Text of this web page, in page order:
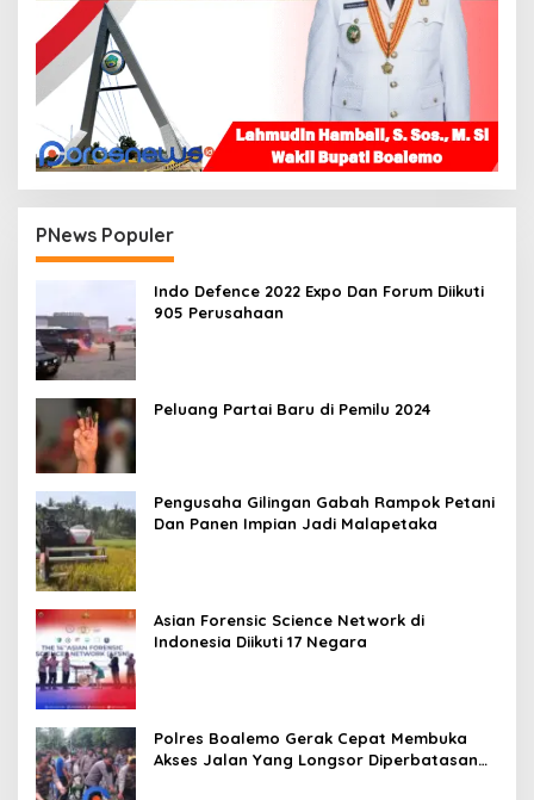
PNews Populer
Indo Defence 2022 Expo Dan Forum Diikuti
905 Perusahaan
Peluang Partai Baru di Pemilu 2024
Pengusaha Gilingan Gabah Rampok Petani
Dan Panen Impian Jadi Malapetaka
Asian Forensic Science Network di
Indonesia Diikuti 17 Negara
Polres Boalemo Gerak Cepat Membuka
Akses Jalan Yang Longsor Diperbatasan